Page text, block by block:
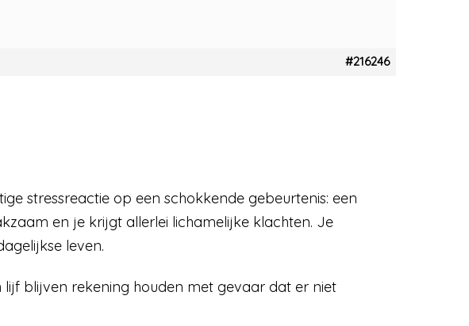
#216246
stressreactie op een schokkende gebeurtenis: een
en je krijgt allerlei lichamelijke klachten. Je
leven.
blijven rekening houden met gevaar dat er niet